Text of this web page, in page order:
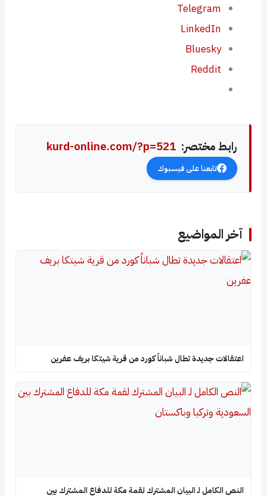
Telegram
LinkedIn
Bluesky
Reddit
رابط مختصر: kurd-online.com/?p=521
تابعنا على فيسبوك
آخر المواضيع
اعتقالات جديدة تطال شباناً كورد من قرية شيتكا بريف عفرين
النص الكامل لـ البيان المشترك لقمة مكة للدفاع المشترك بين